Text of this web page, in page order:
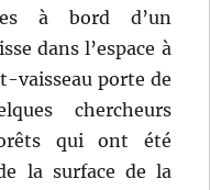
à bord d’un
dans l’espace à
vaisseau porte de
chercheurs
qui ont été
la surface de la